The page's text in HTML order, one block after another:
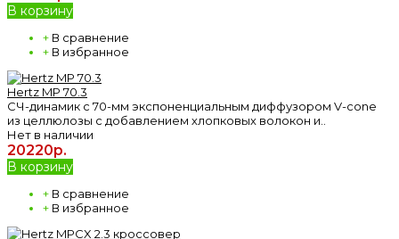
В корзину
+ В сравнение
+ В избранное
Hertz MP 70.3
СЧ-динамик с 70-мм экспоненциальным диффузором V-cone
из целлюлозы с добавлением хлопковых волокон и..
Нет в наличии
20220р.
В корзину
+ В сравнение
+ В избранное